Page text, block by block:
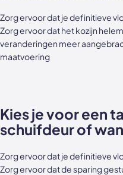
Zorg ervoor dat je definitieve
Zorg ervoor dat het kozijn
veranderingen meer
maatvoering
Kies je voor een
schuifdeur of
Zorg ervoor dat je definitieve
Zorg ervoor dat de sparing